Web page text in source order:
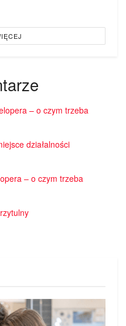
– o czym trzeba
działalności
– o czym trzeba